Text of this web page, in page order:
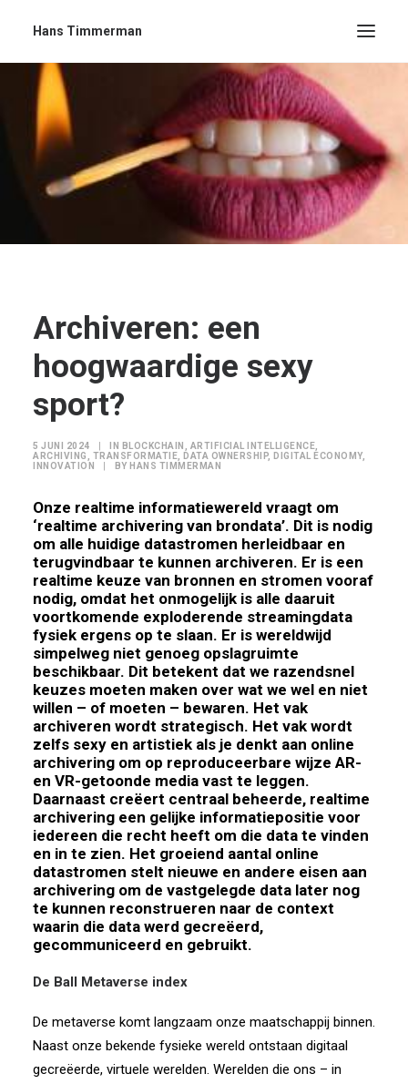
Hans Timmerman
Archiveren: een
hoogwaardige sexy
sport?
5 JUNI 2024 IN BLOCKCHAIN ARTIFICIAL INTELLIGENCE
ARCHIVING
TRANSFORMATIE DATA OWNERSHIP, DIGITAL ECONOMY,
INNOVATION
BY HANS TIMMERMAN
Onze realtime informatiewereld vraagt om
‘realtime archivering van brondata’. Dit is nodig
om alle huidige datastromen herleidbaar en
terugvindbaar te kunnen archiveren. Er is een
realtime keuze van bronnen en stromen vooraf
nodig, omdat het onmogelijk is alle daaruit
voortkomende exploderende streamingdata
fysiek ergens op te slaan. Er is wereldwijd
simpelweg niet genoeg opslagruimte
beschikbaar. Dit betekent dat we razendsnel
keuzes moeten maken over wat we wel en niet
willen – of moeten – bewaren. Het vak
archiveren wordt strategisch. Het vak wordt
zelfs sexy en artistiek als je denkt aan online
archivering om op reproduceerbare wijze AR-
en VR-getoonde media vast te leggen.
Daarnaast creëert centraal beheerde, realtime
archivering een gelijke informatiepositie voor
iedereen die recht heeft om die data te vinden
en in te zien. Het groeiend aantal online
datastromen stelt nieuwe en andere eisen aan
archivering om de vastgelegde data later nog
te kunnen reconstrueren naar de context
waarin die data werd gecreëerd,
gecommuniceerd en gebruikt.
De Ball Metaverse index
De metaverse komt langzaam onze maatschappij binnen.
Naast onze bekende fysieke wereld ontstaan digitaal
gecreëerde, virtuele werelden. Werelden die ons – in